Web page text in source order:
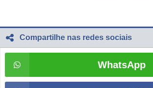
Compartilhe nas redes sociais
WhatsApp